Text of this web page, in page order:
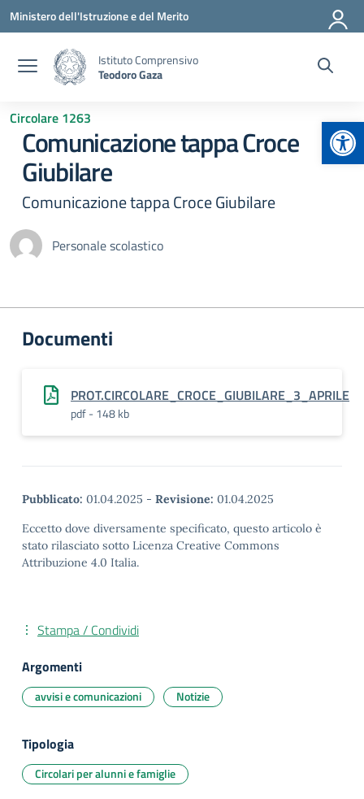
Vai ai contenuti
Vai al menu di navigazione
Vai al footer
Ministero dell'Istruzione e del Merito
Istituto Comprensivo
Teodoro Gaza
Circolare 1263
Comunicazione tappa Croce
Giubilare
Comunicazione tappa Croce Giubilare
Personale scolastico
Documenti
PROT.CIRCOLARE_CROCE_GIUBILARE_3_APRILE
pdf - 148 kb
Pubblicato: 01.04.2025 - Revisione: 01.04.2025
Eccetto dove diversamente specificato, questo articolo è
stato rilasciato sotto Licenza Creative Commons
Attribuzione 4.0 Italia.
Stampa / Condividi
Argomenti
avvisi e comunicazioni Notizie
Tipologia
Circolari per alunni e famiglie